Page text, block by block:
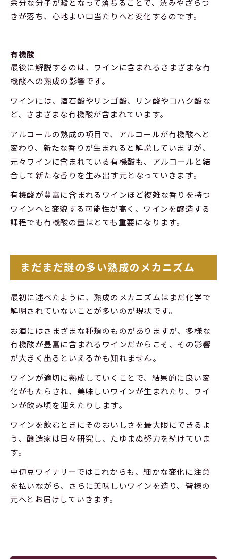
余分な分子が澱となって落ちることで、渋みやざらつ
きが落ち、心地よい口当たりへと変化するのです。
有機酸
最後に解説するのは、ワインに含まれるさまざまな有
機酸への熟成の影響です。
ワインには、酒石酸やリンゴ酸、リン酸やコハク酸な
ど、さまざまな有機酸が含まれています。
アルコールの熟成の項目で、アルコールが有機酸へと
変わり、新たな香りが生まれると解説していますが、
元々ワインに含まれている有機酸も、アルコールと結
合して新たな香りを生み出す元となっていきます。
有機酸が豊富に含まれるワインほど複雑な香りを持つ
ワインへと変貌する可能性が高く、ワインを醸造する
課程でも有機酸の量はとても重要になります。
まだまだ謎の多い熟成のメカニズム
最初に述べたように、熟成のメカニズムはまだ化学で
解明されていないことが多いのが現状です。
お酒にはさまざまな種類のものがありますが、多様な
有機酸が豊富に含まれるワインだからこそ、その影響
が大きく出るといえるかも知れません。
ワインが適切に熟成していくことで、結果的に良い変
化がもたらされ、美味しいワインが生まれたり、ワイ
ンが飲み頃を迎えたりします。
ワインを飲むときにそのおいしさを最大限にできるよ
う、醸造家は日々研究し、たゆまぬ努力を続けていま
す。
中伊豆ワイナリーではこれからも、細かな変化に注意
を払いながら、さらに美味しいワインを造り、皆様の
元へとお届けしていきます。